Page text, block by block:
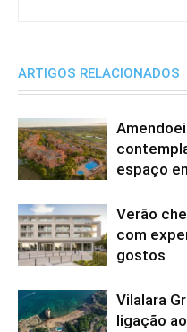
ARTIGOS RELACIONADOS
espaço
Verão
com
gostos
Vilalara
ligação